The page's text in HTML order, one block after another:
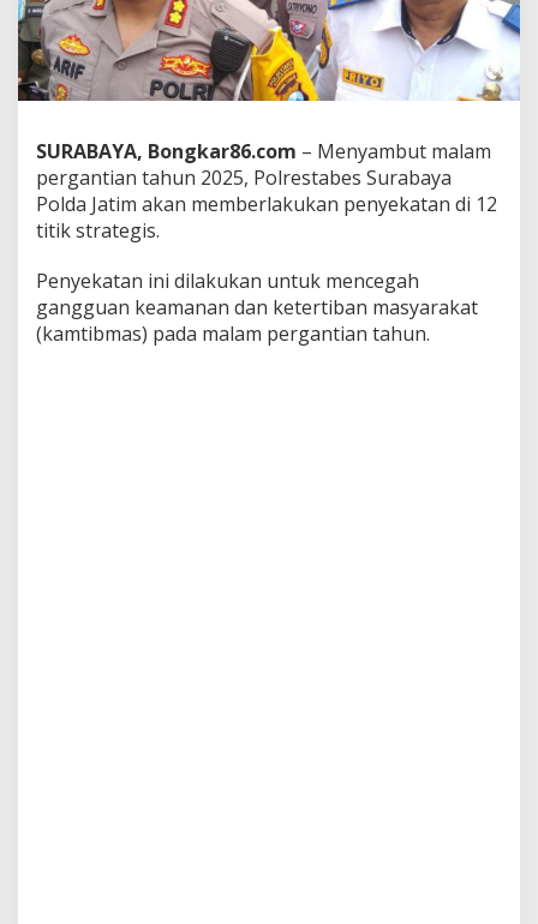
a
S
i
a
p
a
n
1
2
t
i
k
P
SURABAYA, Bongkar86.com – Menyambut malam
pergantian tahun 2025, Polrestabes Surabaya
Polda Jatim akan memberlakukan penyekatan di 12
titik strategis.
Penyekatan ini dilakukan untuk mencegah
gangguan keamanan dan ketertiban masyarakat
(kamtibmas) pada malam pergantian tahun.